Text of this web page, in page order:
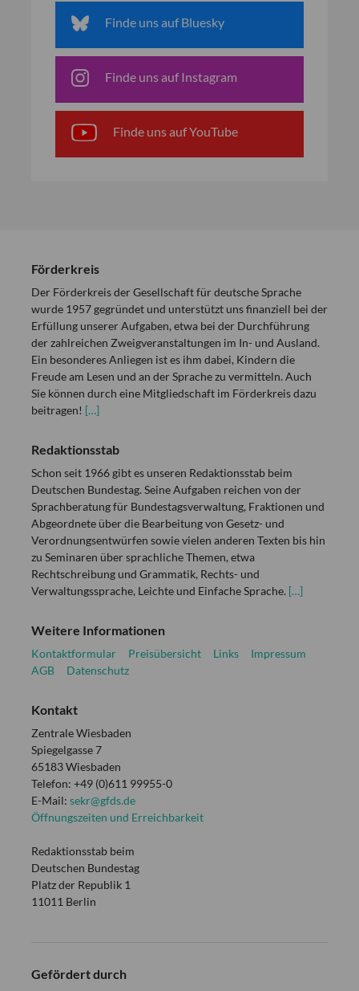
Finde uns auf Bluesky
Finde uns auf Instagram
Finde uns auf YouTube
Förderkreis
Der Förderkreis der Gesellschaft für deutsche Sprache
wurde 1957 gegründet und unterstützt uns finanziell bei der
Erfüllung unserer Aufgaben, etwa bei der Durchführung
der zahlreichen Zweigveranstaltungen im In- und Ausland.
Ein besonderes Anliegen ist es ihm dabei, Kindern die
Freude am Lesen und an der Sprache zu vermitteln. Auch
Sie können durch eine Mitgliedschaft im Förderkreis dazu
beitragen! […]
Redaktionsstab
Schon seit 1966 gibt es unseren Redaktionsstab beim
Deutschen Bundestag. Seine Aufgaben reichen von der
Sprachberatung für Bundestagsverwaltung, Fraktionen und
Abgeordnete über die Bearbeitung von Gesetz- und
Verordnungsentwürfen sowie vielen anderen Texten bis hin
zu Seminaren über sprachliche Themen, etwa
Rechtschreibung und Grammatik, Rechts- und
Verwaltungssprache, Leichte und Einfache Sprache. […]
Weitere Informationen
Kontaktformular Preisübersicht Links
Impressum
AGB
Datenschutz
Kontakt
Zentrale Wiesbaden
Spiegelgasse 7
65183 Wiesbaden
Telefon: +49 (0)611 99955-0
E-Mail: sekr@gfds.de
Öffnungszeiten und Erreichbarkeit
Redaktionsstab beim
Deutschen Bundestag
Platz der Republik 1
11011 Berlin
Gefördert durch